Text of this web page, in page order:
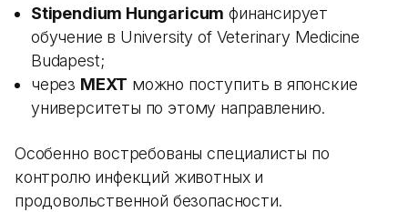
Stipendium Hungaricum финансирует
обучение в University of Veterinary Medicine
Budapest;
через MEXT можно поступить в японские
университеты по этому направлению.
Особенно востребованы специалисты по
контролю инфекций животных и
продовольственной безопасности.